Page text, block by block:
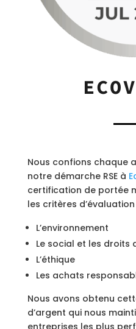
Nous confions chaque
notre démarche RSE à
certification de portée
les critères
L’environnement
Le social et les droits
L’éthique
Les achats
Nous avons obtenu
d’argent qui nous